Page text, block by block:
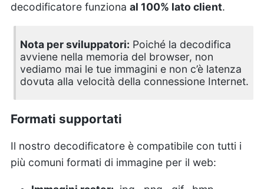
decodificatore funziona al 100% lato client.
Nota per sviluppatori: Poiché la decodifica
avviene nella memoria del browser, non
vediamo mai le tue immagini e non c’è latenza
dovuta alla velocità della connessione Internet.
Formati supportati
Il nostro decodificatore è compatibile con tutti i
più comuni formati di immagine per il web: